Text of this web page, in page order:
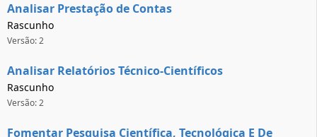
Analisar Prestação de Contas
Rascunho
Versão: 2
Analisar Relatórios Técnico-Científicos
Rascunho
Versão: 2
Fomentar Pesquisa Científica, Tecnológica E De